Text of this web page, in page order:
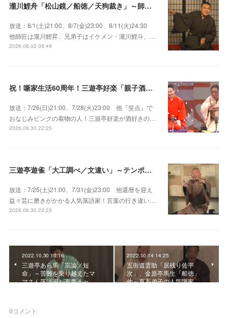
瀧川鯉舟「松山鏡／船徳／天狗裁き」～師匠はあの唯一無二の雰囲気で爆笑をさらう瀧川鯉昇！
放送：8/1(土)21:00、8/7(金)23:00、8/11(火)24:30
他師匠は瀧川鯉昇、兄弟子はイケメン・瀧川鯉斗、…
2026.08.02 08:49
祝！噺家生活60周年！三遊亭好楽「親子酒」錦笑亭満堂「桜ん坊」～満堂フェス2026
放送：7/26(日)21:00、7/28(火)23:00 他『笑点』で
おなじみピンクの着物の人！三遊亭好楽が酒好きの…
2026.06.30 22:25
三遊亭遊雀「大工調べ／文違い」～テンポよくたたみかける語り口で人気・実力とも屈指！
放送：7/25(土)21:00、7/31(金)23:00 他還暦を迎え
益々芸に磨きがかかる人気落語家！言葉の行き違い…
2026.06.30 22:23
2022.10.30 10:16
三遊亭あら馬「宗論／短
命」～苦難を乗り越えたマ
マさん落語家が寄席チャ…
2022.10.14 14:25
五街道雲助「居残り佐平
次」、金原亭馬生「船徳」
他～直系弟子の人気噺家…
0コメント